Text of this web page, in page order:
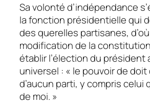
Sa volonté d’indépendance
la fonction présidentielle qui
des querelles partisanes,
modification de la
établir l’élection du président
universel : « le pouvoir de
d’aucun parti, y compris celui
de moi. »